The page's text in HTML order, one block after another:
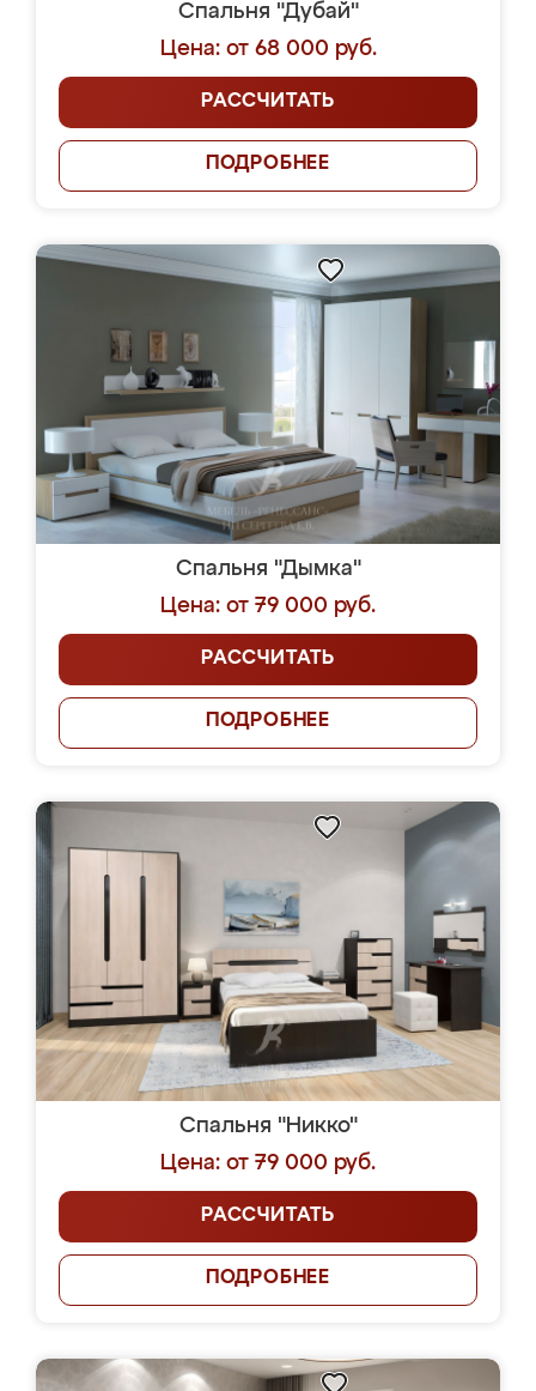
Спальня "Дубай"
Цена: от 68 000 руб.
РАССЧИТАТЬ
ПОДРОБНЕЕ
Спальня "Дымка"
Цена: от 79 000 руб.
РАССЧИТАТЬ
ПОДРОБНЕЕ
Спальня "Никко"
Цена: от 79 000 руб.
РАССЧИТАТЬ
ПОДРОБНЕЕ